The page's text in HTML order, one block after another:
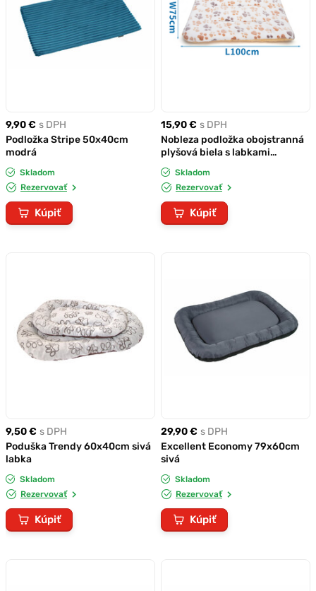
9,90 € s DPH
Podložka Stripe 50x40cm
modrá
Skladom
Rezervovať
Kúpiť
15,90 € s DPH
Nobleza podložka obojstranná
plyšová biela s labkami
100x75x3cm
Skladom
Rezervovať
Kúpiť
9,50 € s DPH
Poduška Trendy 60x40cm sivá
labka
Skladom
Rezervovať
Kúpiť
29,90 € s DPH
Excellent Economy 79x60cm
sivá
Skladom
Rezervovať
Kúpiť